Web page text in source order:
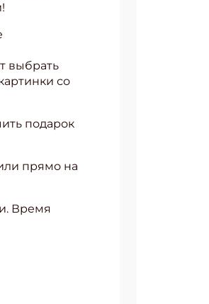
выбрать
со
подарок
прямо на
Время